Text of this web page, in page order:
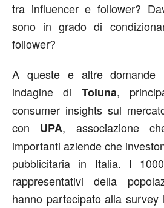
tra influencer e follower?
sono in grado di
follower?
A queste e altre domande
indagine di Toluna,
consumer insights sul
con UPA, associazione
importanti aziende che
pubblicitaria in Italia. I
rappresentativi della
hanno partecipato alla survey